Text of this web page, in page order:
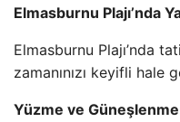
Elmasburnu Plajı’nda
Elmasburnu Plajı’nda
zamanınızı keyifli hale
Yüzme ve